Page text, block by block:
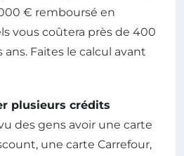
€ remboursé en
vous coûtera près de 400
Faites le calcul avant
plusieurs crédits
des gens avoir une carte
une carte Carrefour,